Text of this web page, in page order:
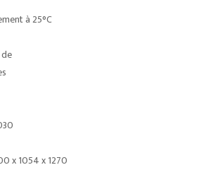
à 25°C
x 1054 x 1270